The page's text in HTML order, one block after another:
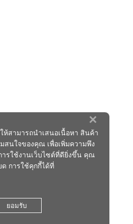
×
ห้สามารถนำเสนอเนื้อหา สินค้า
สนใจของคุณ เพื่อเพิ่มความพึง
รใช้งานเว็บไซต์ที่ดียิ่งขึ้น คุณ
ด การใช้คุกกี้ได้ที่
ยอมรับ